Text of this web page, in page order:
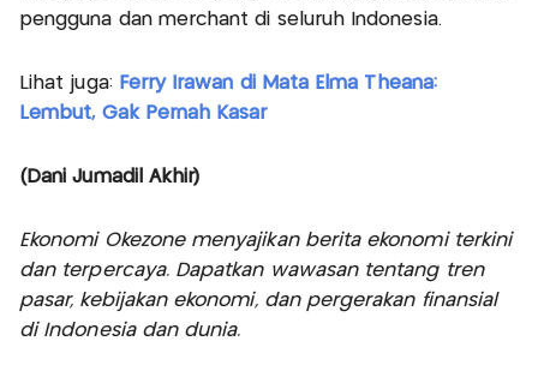
pengguna dan merchant di seluruh Indonesia.
Lihat juga: Ferry Irawan di Mata Elma Theana:
Lembut, Gak Pernah Kasar
(Dani Jumadil Akhir)
Ekonomi Okezone menyajikan berita ekonomi terkini
dan terpercaya. Dapatkan wawasan tentang tren
pasar, kebijakan ekonomi, dan pergerakan finansial
di Indonesia dan dunia.